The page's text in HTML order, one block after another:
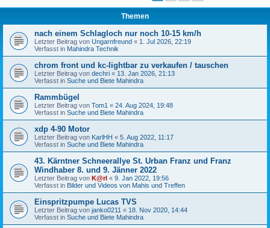
Themen
nach einem Schlagloch nur noch 10-15 km/h
Letzter Beitrag von Ungarnfreund « 1. Jul 2026, 22:19
Verfasst in Mahindra Technik
chrom front und kc-lightbar zu verkaufen / tauschen
Letzter Beitrag von dechri « 13. Jan 2026, 21:13
Verfasst in Suche und Biete Mahindra
Rammbügel
Letzter Beitrag von Tom1 « 24. Aug 2024, 19:48
Verfasst in Suche und Biete Mahindra
xdp 4-90 Motor
Letzter Beitrag von KarlHH « 5. Aug 2022, 11:17
Verfasst in Suche und Biete Mahindra
43. Kärntner Schneerallye St. Urban Franz und Franz
Windhaber 8. und 9. Jänner 2022
Letzter Beitrag von K@rl « 9. Jan 2022, 19:56
Verfasst in Bilder und Videos von Mahis und Treffen
Einspritzpumpe Lucas TVS
Letzter Beitrag von janko0211 « 18. Nov 2020, 14:44
Verfasst in Suche und Biete Mahindra